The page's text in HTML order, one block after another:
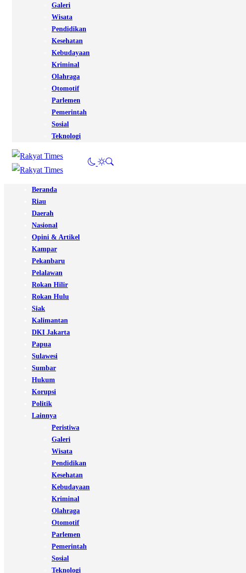
Galeri
Wisata
Pendidikan
Kesehatan
Kebudayaan
Kriminal
Olahraga
Otomotif
Parlemen
Pemerintah
Sosial
Teknologi
Beranda
Riau
Daerah
Nasional
Opini & Artikel
Kampar
Pekanbaru
Pelalawan
Rokan Hilir
Rokan Hulu
Siak
Kalimantan
DKI Jakarta
Papua
Sulawesi
Sumbar
Hukum
Korupsi
Politik
Lainnya
Peristiwa
Galeri
Wisata
Pendidikan
Kesehatan
Kebudayaan
Kriminal
Olahraga
Otomotif
Parlemen
Pemerintah
Sosial
Teknologi